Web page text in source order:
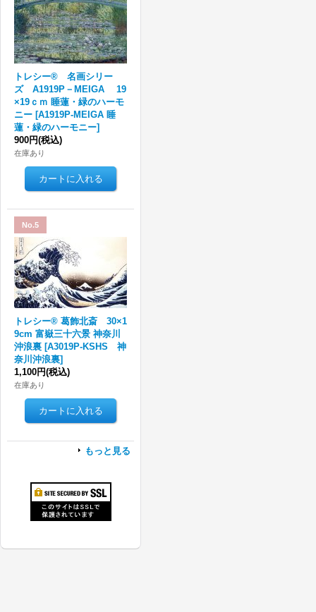
トレシー® 名画シリー
ズ A1919P－MEIGA 19
×19ｃｍ 睡蓮・緑のハーモ
ニー [A1919P-MEIGA 睡
蓮・緑のハーモニー]
900円(税込)
在庫あり
No.5
トレシー® 葛飾北斎 30×1
9cm 富嶽三十六景 神奈川
沖浪裏 [A3019P-KSHS 神
奈川沖浪裏]
1,100円(税込)
在庫あり
もっと見る